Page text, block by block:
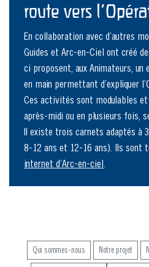
route vers
En collaboration avec d’autres
Guides et Arc-en-Ciel ont créé
ci proposent, aux Animateurs, un
en main permettant d’expliquer
Ces activités sont modulables et
après-midi ou en plusieurs fois,
Il existe trois carnets adaptés à
8-12 ans et 12-16 ans). Ils sont
internet d’Arc-en-ciel
Qui sommes-nous Notre projet